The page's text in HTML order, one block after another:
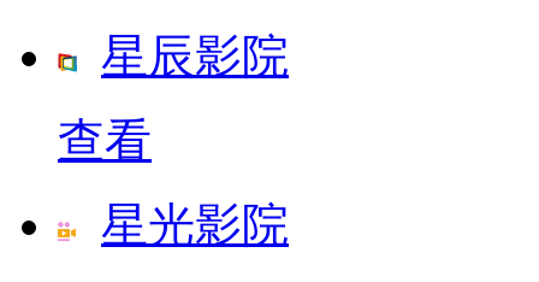
星辰影院
查看
星光影院